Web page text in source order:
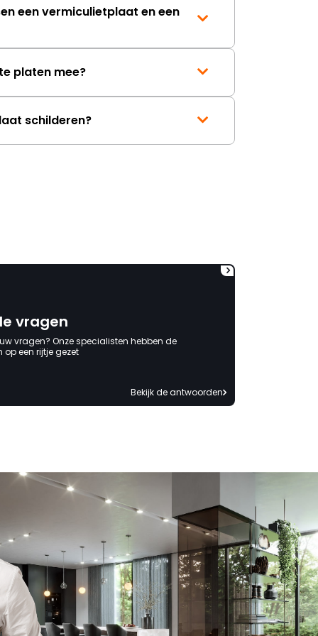
onbeschadigde achterwand
een vermiculietplaat en een
platen mee?
schilderen?
vragen
vragen? Onze specialisten hebben de
een rijtje gezet
Bekijk de antwoorden